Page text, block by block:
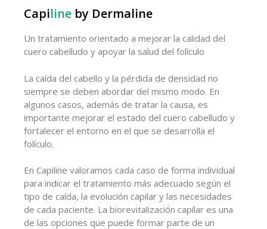
Capiline by Dermaline
Un tratamiento orientado a mejorar la calidad del
cuero cabelludo y apoyar la salud del folículo
La caída del cabello y la pérdida de densidad no
siempre se deben abordar del mismo modo. En
algunos casos, además de tratar la causa, es
importante mejorar el estado del cuero cabelludo y
fortalecer el entorno en el que se desarrolla el
folículo.
En Capiline valoramos cada caso de forma individual
para indicar el tratamiento más adecuado según el
tipo de caída, la evolución capilar y las necesidades
de cada paciente. La biorevitalización capilar es una
de las opciones que puede formar parte de un